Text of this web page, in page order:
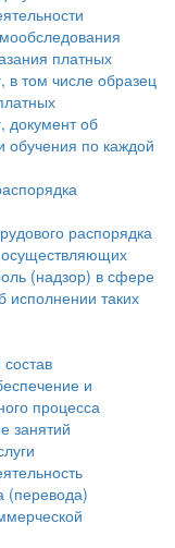
платных
в том числе образец
документ об
обучения по каждой
распорядка
(надзор) в сфере
исполнении таких
и
процесса
занятий
(перевода)